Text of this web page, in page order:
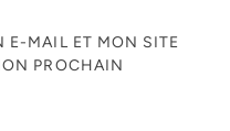
E-MAIL ET MON SITE
PROCHAIN